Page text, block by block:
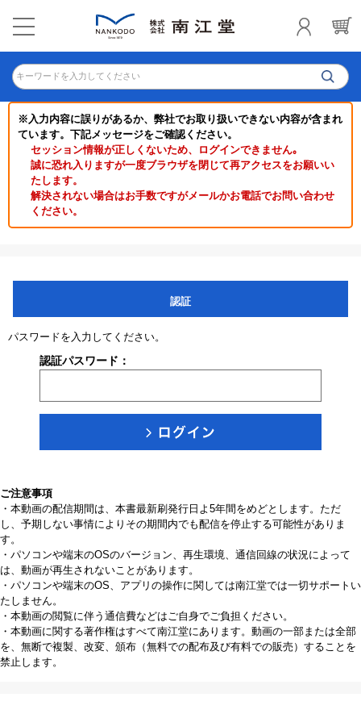
キーワードを入力してください
※入力内容に誤りがあるか、弊社でお取り扱いできない内容が含まれ
ています。下記メッセージをご確認ください。
セッション情報が正しくないため、ログインできません｡
誠に恐れ入りますが一度ブラウザを閉じて再アクセスをお願いい
たします。
解決されない場合はお手数ですがメールかお電話でお問い合わせ
ください。
認証
パスワードを入力してください。
認証パスワード：
ご注意事項
・本動画の配信期間は、本書最新刷発行日よ5年間をめどとします。ただ
し、予期しない事情によりその期間内でも配信を停止する可能性がありま
す。
・パソコンや端末のOSのバージョン、再生環境、通信回線の状況によって
は、動画が再生されないことがあります。
・パソコンや端末のOS、アプリの操作に関しては南江堂では一切サポートい
たしません。
・本動画の閲覧に伴う通信費などはご自身でご負担ください。
・本動画に関する著作権はすべて南江堂にあります。動画の一部または全部
を、無断で複製、改変、頒布（無料での配布及び有料での販売）することを
禁止します。